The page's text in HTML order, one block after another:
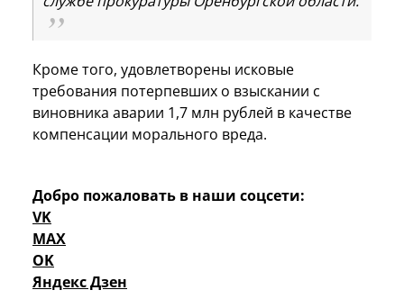
Кроме того, удовлетворены исковые
требования потерпевших о взыскании с
виновника аварии 1,7 млн рублей в качестве
компенсации морального вреда.
Добро пожаловать в наши соцсети:
VK
MAX
OK
Яндекс Дзен